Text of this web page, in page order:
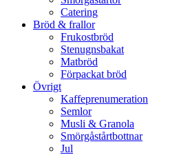
Catering
Bröd & frallor
Frukostbröd
Stenugnsbakat
Matbröd
Förpackat bröd
Övrigt
Kaffeprenumeration
Semlor
Musli & Granola
Smörgåstårtbottnar
Jul